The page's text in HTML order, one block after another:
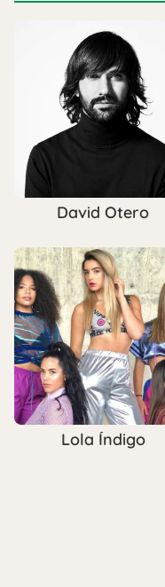
David Otero
Lola Índigo